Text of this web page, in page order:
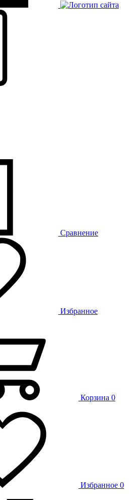
Сравнение
Избранное
Корзина 0
Избранное 0